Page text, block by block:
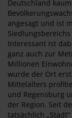
Deutschland
angesagt und ist
Interessant ist
ganz auch zur
Millionen
wurde der Ort
Mittelalters
und Regensburg
der Region. Seit
tatsächlich